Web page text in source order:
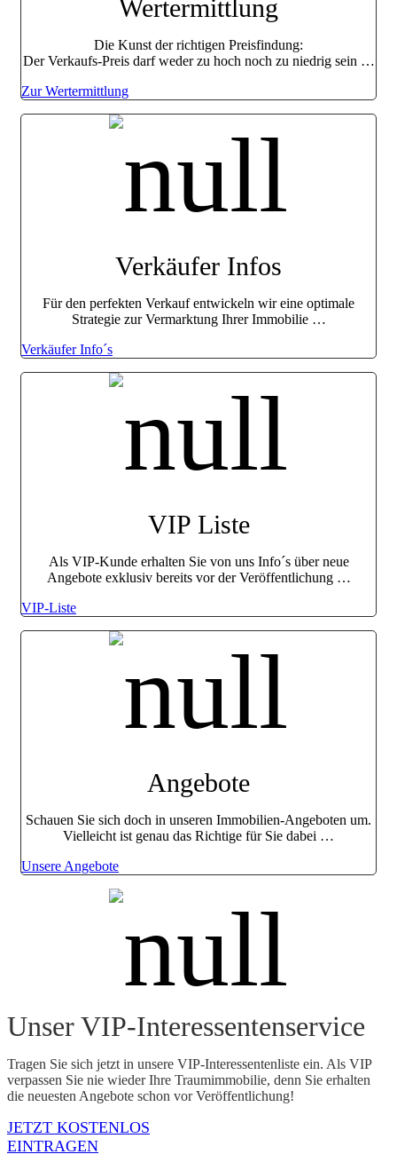
Werter­mittlung
Die Kunst der richtigen Preisfindung:
Der Verkaufs-Preis darf weder zu hoch noch zu niedrig sein …
Zur Wertermittlung
Verkäufer Infos
Für den perfekten Verkauf entwickeln wir eine optimale
Strategie zur Vermarktung Ihrer Immobilie …
Verkäufer Info´s
VIP Liste
Als VIP-Kunde erhalten Sie von uns Info´s über neue
Angebote exklusiv bereits vor der Veröffentlichung …
VIP-Liste
Angebote
Schauen Sie sich doch in unseren Immobilien-Angeboten um.
Vielleicht ist genau das Richtige für Sie dabei …
Unsere Angebote
Unser VIP-Interessenten­service
Tragen Sie sich jetzt in unsere VIP-Interessentenliste ein. Als VIP
verpassen Sie nie wieder Ihre Traumimmobilie, denn Sie erhalten
die neuesten Angebote schon vor Veröffentlichung!
JETZT KOSTENLOS
EINTRAGEN